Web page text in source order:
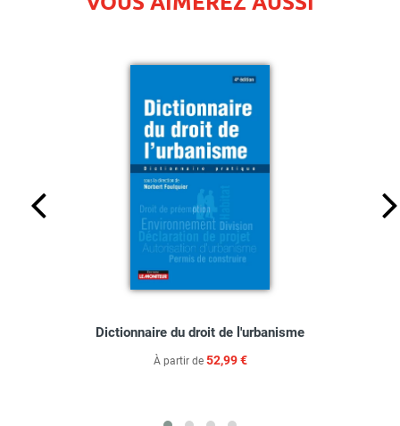
Dictionnaire du droit de l'urbanisme
À partir de 52,99 €